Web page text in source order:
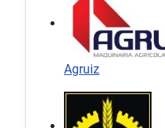
Agruiz